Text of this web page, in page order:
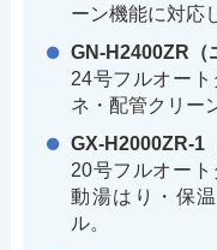
ーン機能に対応
GN-H2400ZR（
24号フルオー
ネ・配管クリー
GX-H2000ZR-1
20号フルオー
動湯はり・保
ル。